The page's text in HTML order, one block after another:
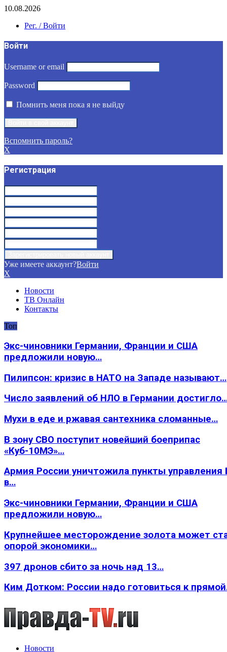
10.08.2026
Рег. / Войти
Войти
Username or email
Password
Помнить меня пока я не выйду
Вспомнить пароль?
X
Регистрация
Уже имеете аккаунт?Войти
X
Новости
ТВ Онлайн
Контакты
Топ
Экс-чиновники Германии, Франции и США
предложили новую…
Пилипсон: кризис в НАТО на Западе называют…
Число заявлений об НЛО в Германии
Мухи в еде и ржавая сантехника сломанные…
В зону СВО поступит новейший боеприпас
«Куб-10МЭ»…
Армия России уничтожила пункты
в…
Экс-чиновники Германии, Франции и США
предложили новую…
Крупнейшее месторождение золота может
опорой экономики…
397 дронов сбито за ночь над 13…
Ким Дотком: России надо готовиться к
Новости